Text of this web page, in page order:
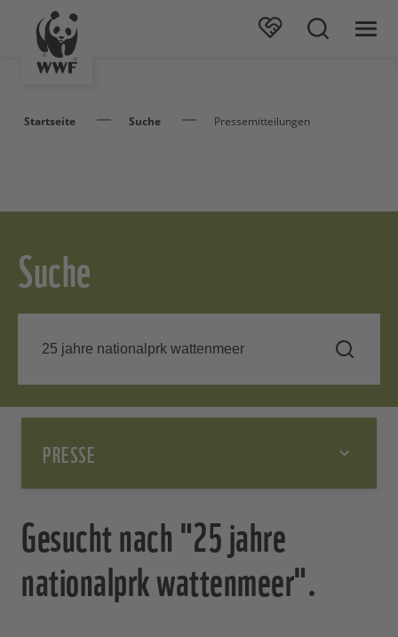
Startseite Suche Pressemitteilungen
Suche
PRESSE
Gesucht nach "25 jahre
nationalprk wattenmeer".